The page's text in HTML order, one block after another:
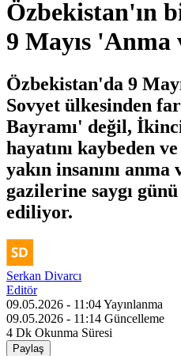
Özbekistan'ın
9 Mayıs 'Anma
Özbekistan'da 9
Sovyet ülkesinden
Bayramı' değil,
hayatını kaybeden
yakın insanını
gazilerine saygı
ediliyor.
Serkan Divarcı
Editör
09.05.2026 - 11:04Yayınlanma
09.05.2026 - 11:14 Güncelleme
4 Dk Okunma Süresi
Paylaş